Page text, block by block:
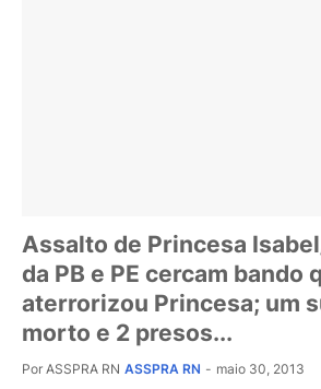
Assalto de Princesa
da PB e PE cercam bando
aterrorizou Princesa; um
morto e 2 presos...
Por ASSPRA RN ASSPRA RN - maio 30, 2013